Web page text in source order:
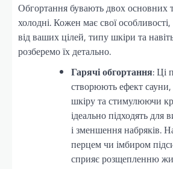
Обгортання бувають двох основних
холодні. Кожен має свої
від ваших цілей, типу шкіри та
розберемо їх детально.
Гарячі обгортання: Ці
створюють ефект сауни,
шкіру та стимулюючи
ідеально підходять для
і зменшення набряків.
перцем чи імбиром
сприяє розщепленню